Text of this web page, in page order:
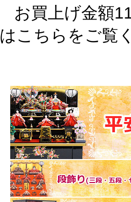
お買上げ金額
はこちらをご覧